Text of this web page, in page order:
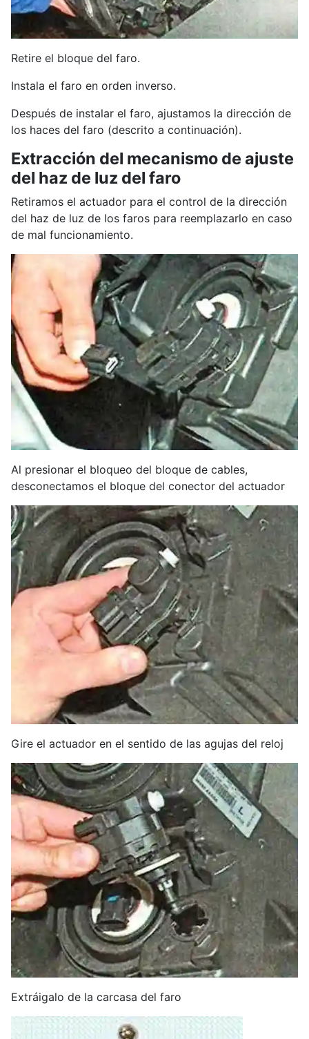
Retire el bloque del faro.
Instala el faro en orden inverso.
Después de instalar el faro, ajustamos la dirección de
los haces del faro (descrito a continuación).
Extracción del mecanismo de ajuste
del haz de luz del faro
Retiramos el actuador para el control de la dirección
del haz de luz de los faros para reemplazarlo en caso
de mal funcionamiento.
Al presionar el bloqueo del bloque de cables,
desconectamos el bloque del conector del actuador
Gire el actuador en el sentido de las agujas del reloj
Extráigalo de la carcasa del faro